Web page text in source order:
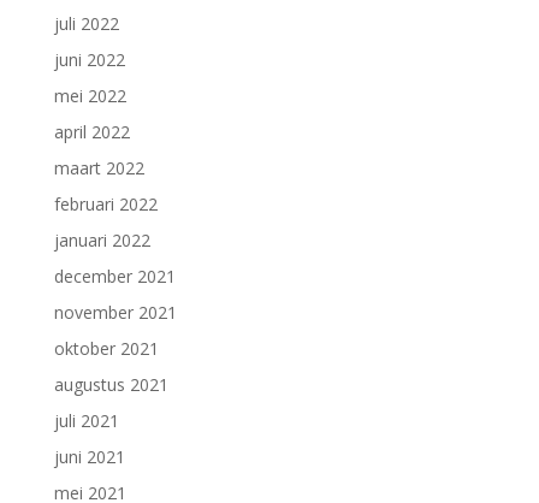
juli 2022
juni 2022
mei 2022
april 2022
maart 2022
februari 2022
januari 2022
december 2021
november 2021
oktober 2021
augustus 2021
juli 2021
juni 2021
mei 2021